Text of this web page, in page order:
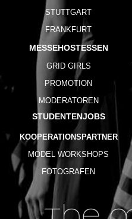
STUTTGART
FRANKFURT
MESSEHOSTESSEN
GRID GIRLS
PROMOTION
MODERATOREN
STUDENTENJOBS
KOOPERATIONSPARTNER
MODEL WORKSHOPS
FOTOGRAFEN